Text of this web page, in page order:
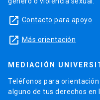
launch Contacto para apoyo
launch Más orientación
MEDIACIÓN
Teléfonos para
alguno de tus derechos en